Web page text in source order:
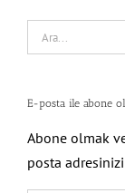
Search
for:
E-posta ile abone ol
Abone olmak
posta